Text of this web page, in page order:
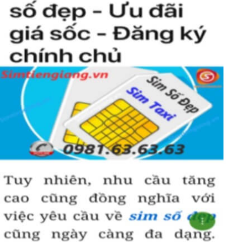
Sim ngũ quý 5 được nhiều người quan tâm vì con số 5 được
coi là số của Phúc, của Vàng, của Vua nên được nhiều người
yêu thích và chọn lựa.
Vì vậy
sim số đẹpđuôi 55555thể hiện được ước vọng về sự
hoà hợp, bình an, sinh sôi, làm việc gì cũng thuận lợi và tiến
đến vị trí cao nhất. Số 5 là con số của đời người, thể hiện sự
bình yên, hạnh phúc.
+ Khi nhìn vào số
sim ngũ quý 5
của bạn, người ta sẽ biết được bạn
là người cẩn thận, là người có địa vị và thành công trong cuộc
sống.
+ Khi sử dụng
sim số đẹp đuôi 55555để kinh doanh, làm ăn sẽ tạo
dựng được niềm tin, sự tin tưởng với đối tác,…
+ Sử dụngsim ngũ quý 5cũng giúp bạn tự tin hơn trong cuộc
sống, với các mối quan hệ xã hội khác.
Những phân tích chuyên sâu về ý nghĩa của dòng
sim ngũ
quý 5 xét theo nhiều khía cạch, đã đủ trả lời cho câu hỏi “Lý
do nên sở hữu sim ngũ quý 5 này
, Có thể khẳng định, đây là
dòng sim số đẹp được khuyên dùng cho giới làm ăn, kinh
doanh, dân công chức, văn phòng thậm chí là các doanh
nhân thành đạt.